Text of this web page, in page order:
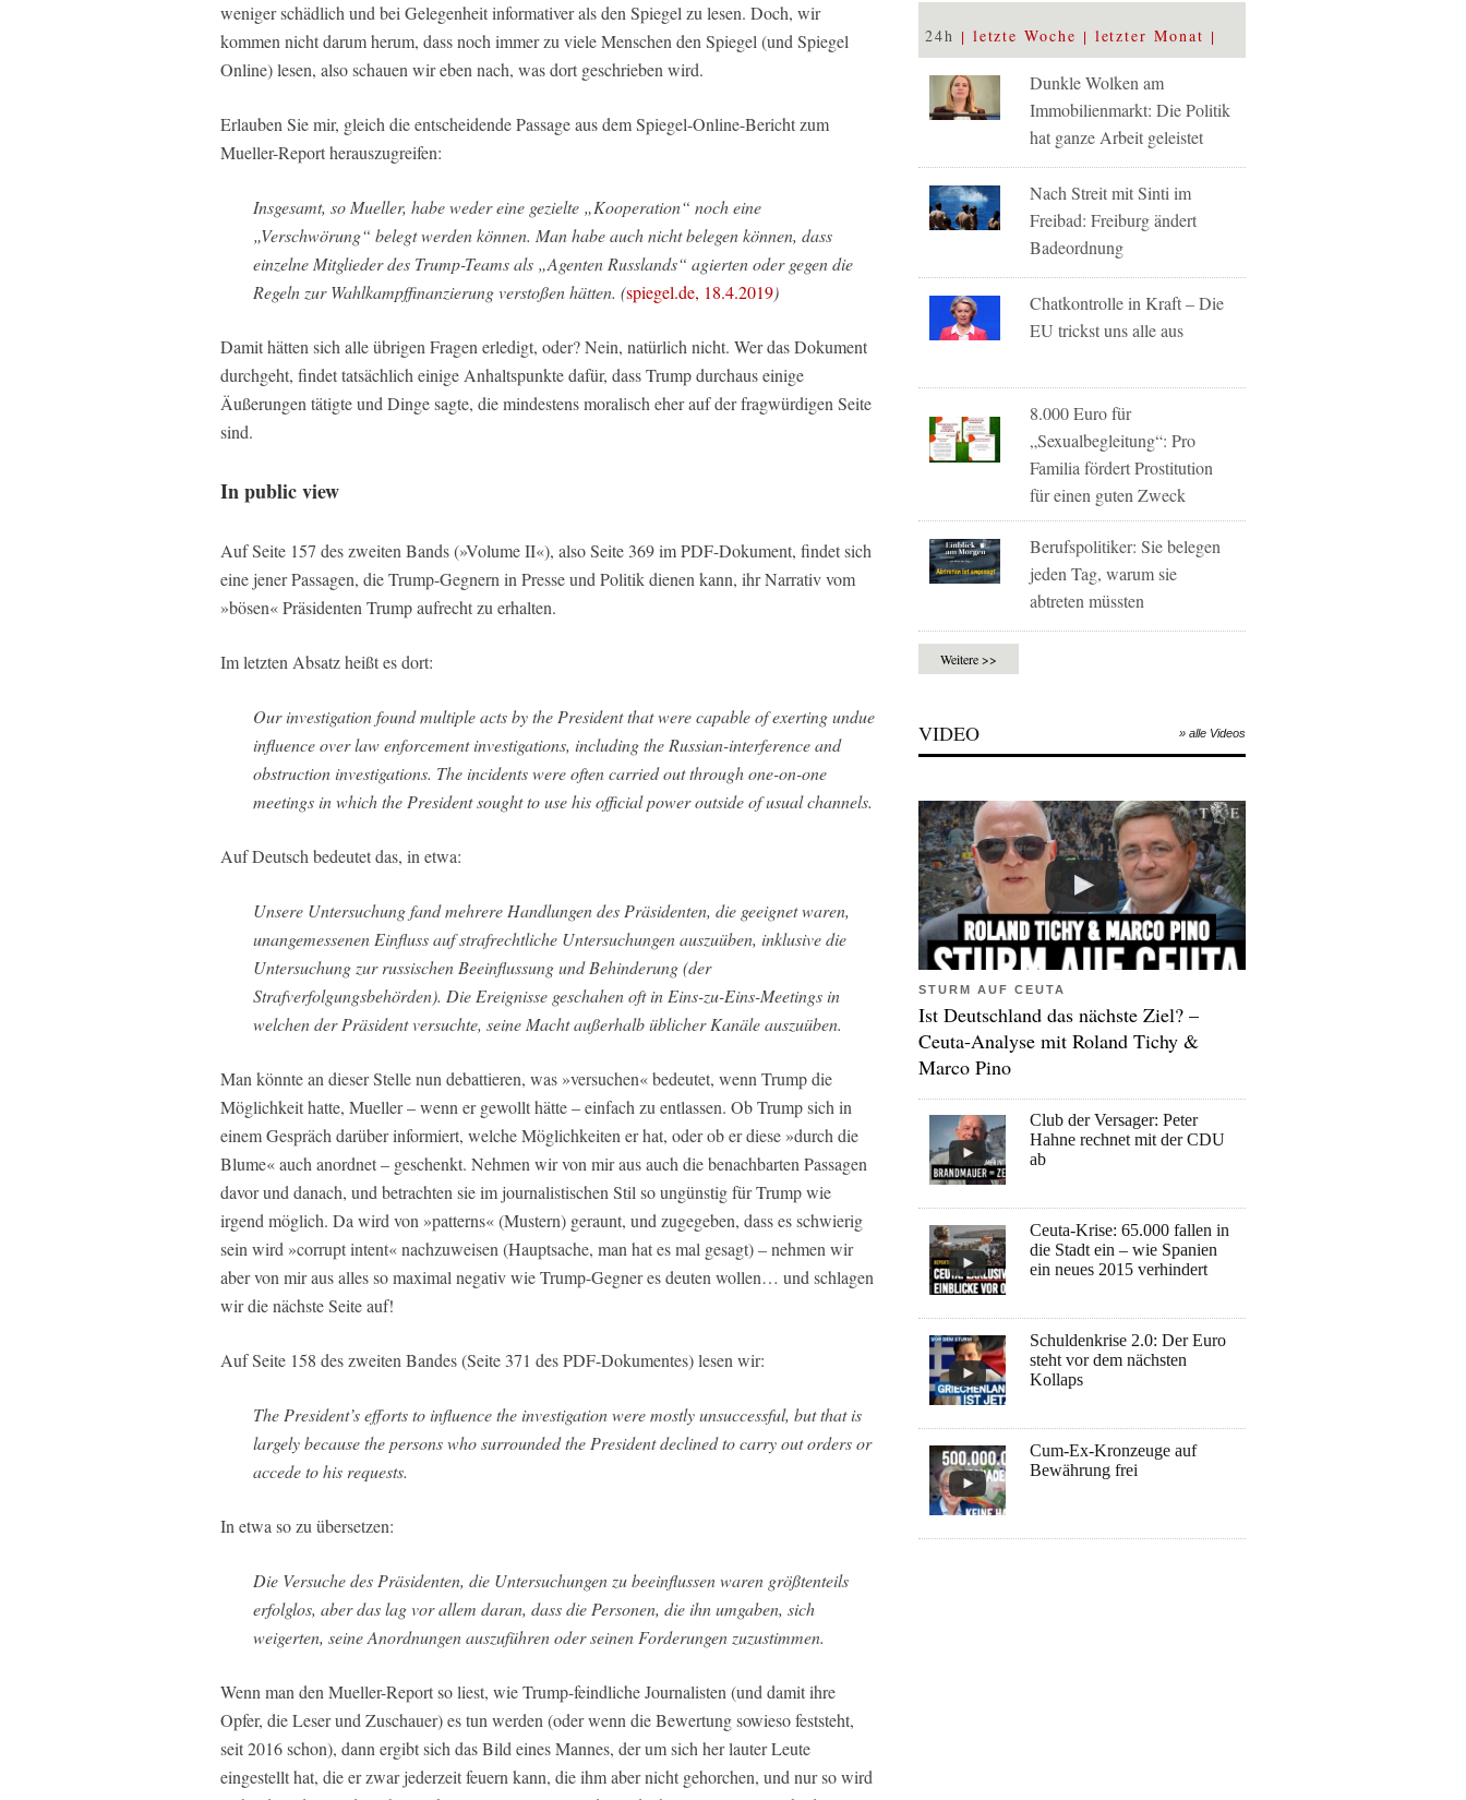
weniger schädlich und bei Gelegenheit informativer als den Spiegel zu lesen. Doch, wir
kommen nicht darum herum, dass noch immer zu viele Menschen den Spiegel (und Spiegel
Online) lesen, also schauen wir eben nach, was dort geschrieben wird.
Erlauben Sie mir, gleich die entscheidende Passage aus dem Spiegel-Online-Bericht zum
Mueller-Report herauszugreifen:
Insgesamt, so Mueller, habe weder eine gezielte „Kooperation“ noch eine
„Verschwörung“ belegt werden können. Man habe auch nicht belegen können, dass
einzelne Mitglieder des Trump-Teams als „Agenten Russlands“ agierten oder gegen die
Regeln zur Wahlkampffinanzierung verstoßen hätten. (spiegel.de, 18.4.2019)
Damit hätten sich alle übrigen Fragen erledigt, oder? Nein, natürlich nicht. Wer das Dokument
durchgeht, findet tatsächlich einige Anhaltspunkte dafür, dass Trump durchaus einige
Äußerungen tätigte und Dinge sagte, die mindestens moralisch eher auf der fragwürdigen Seite
sind.
In public view
Auf Seite 157 des zweiten Bands (»Volume II«), also Seite 369 im PDF-Dokument, findet sich
eine jener Passagen, die Trump-Gegnern in Presse und Politik dienen kann, ihr Narrativ vom
»bösen« Präsidenten Trump aufrecht zu erhalten.
Im letzten Absatz heißt es dort:
Our investigation found multiple acts by the President that were capable of exerting undue
influence over law enforcement investigations, including the Russian-interference and
obstruction investigations. The incidents were often carried out through one-on-one
meetings in which the President sought to use his official power outside of usual channels.
Auf Deutsch bedeutet das, in etwa:
Unsere Untersuchung fand mehrere Handlungen des Präsidenten, die geeignet waren,
unangemessenen Einfluss auf strafrechtliche Untersuchungen auszuüben, inklusive die
Untersuchung zur russischen Beeinflussung und Behinderung (der
Strafverfolgungsbehörden). Die Ereignisse geschahen oft in Eins-zu-Eins-Meetings in
welchen der Präsident versuchte, seine Macht außerhalb üblicher Kanäle auszuüben.
Man könnte an dieser Stelle nun debattieren, was »versuchen« bedeutet, wenn Trump die
Möglichkeit hatte, Mueller – wenn er gewollt hätte – einfach zu entlassen. Ob Trump sich in
einem Gespräch darüber informiert, welche Möglichkeiten er hat, oder ob er diese »durch die
Blume« auch anordnet – geschenkt. Nehmen wir von mir aus auch die benachbarten Passagen
davor und danach, und betrachten sie im journalistischen Stil so ungünstig für Trump wie
irgend möglich. Da wird von »patterns« (Mustern) geraunt, und zugegeben, dass es schwierig
sein wird »corrupt intent« nachzuweisen (Hauptsache, man hat es mal gesagt) – nehmen wir
aber von mir aus alles so maximal negativ wie Trump-Gegner es deuten wollen… und schlagen
wir die nächste Seite auf!
Auf Seite 158 des zweiten Bandes (Seite 371 des PDF-Dokumentes) lesen wir:
The President’s efforts to influence the investigation were mostly unsuccessful, but that is
largely because the persons who surrounded the President declined to carry out orders or
accede to his requests.
In etwa so zu übersetzen:
Die Versuche des Präsidenten, die Untersuchungen zu beeinflussen waren größtenteils
erfolglos, aber das lag vor allem daran, dass die Personen, die ihn umgaben, sich
weigerten, seine Anordnungen auszuführen oder seinen Forderungen zuzustimmen.
Wenn man den Mueller-Report so liest, wie Trump-feindliche Journalisten (und damit ihre
Opfer, die Leser und Zuschauer) es tun werden (oder wenn die Bewertung sowieso feststeht,
seit 2016 schon), dann ergibt sich das Bild eines Mannes, der um sich her lauter Leute
eingestellt hat, die er zwar jederzeit feuern kann, die ihm aber nicht gehorchen, und nur so wird
24h letzte Woche letzter Monat
Dunkle Wolken am
Immobilienmarkt: Die Politik
hat ganze Arbeit geleistet
Nach Streit mit Sinti im
Freibad: Freiburg ändert
Badeordnung
Chatkontrolle in Kraft – Die
EU trickst uns alle aus
8.000 Euro für
„Sexualbegleitung“: Pro
Familia fördert Prostitution
für einen guten Zweck
Berufspolitiker: Sie belegen
jeden Tag, warum sie
abtreten müssten
Weitere >>
VIDEO » alle Videos
STURM AUF CEUTA
Ist Deutschland das nächste Ziel? –
Ceuta-Analyse mit Roland Tichy &
Marco Pino
Club der Versager: Peter
Hahne rechnet mit der CDU
ab
Ceuta-Krise: 65.000 fallen in
die Stadt ein – wie Spanien
ein neues 2015 verhindert
Schuldenkrise 2.0: Der Euro
steht vor dem nächsten
Kollaps
Cum-Ex-Kronzeuge auf
Bewährung frei